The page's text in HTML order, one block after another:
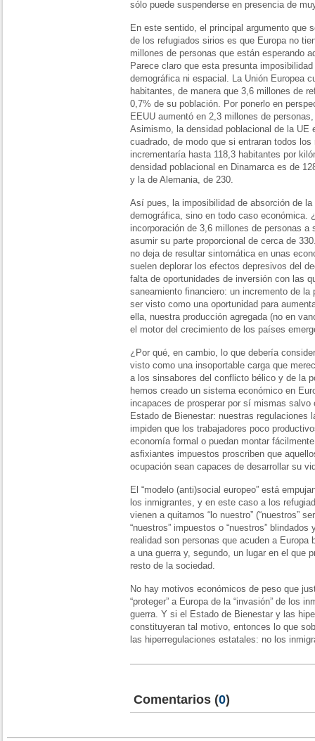
sólo puede suspenderse en presencia de
En este sentido, el principal argumento que
de los refugiados sirios es que Europa no
millones de personas que están esperando
Parece claro que esta presunta
demográfica ni espacial. La Unión Europea
habitantes, de manera que 3,6 millones de
0,7% de su población. Por ponerlo en
EEUU aumentó en 2,3 millones de
Asimismo, la densidad poblacional de la UE
cuadrado, de modo que si entraran todos
incrementaría hasta 118,3 habitantes por
densidad poblacional en Dinamarca es de
y la de Alemania, de 230.
Así pues, la imposibilidad de absorción de
demográfica, sino en todo caso económica.
incorporación de 3,6 millones de personas
asumir su parte proporcional de cerca de
no deja de resultar sintomática en unas
suelen deplorar los efectos depresivos del
falta de oportunidades de inversión con las
saneamiento financiero: un incremento de
ser visto como una oportunidad para
ella, nuestra producción agregada (no en
el motor del crecimiento de los países
¿Por qué, en cambio, lo que debería
visto como una insoportable carga que
a los sinsabores del conflicto bélico y de la
hemos creado un sistema económico en
incapaces de prosperar por sí mismas
Estado de Bienestar: nuestras regulaciones
impiden que los trabajadores poco
economía formal o puedan montar
asfixiantes impuestos proscriben que
ocupación sean capaces de desarrollar su
El “modelo (anti)social europeo” está
los inmigrantes, y en este caso a los
vienen a quitarnos “lo nuestro” (“nuestros”
“nuestros” impuestos o “nuestros”
realidad son personas que acuden a
a una guerra y, segundo, un lugar en el que
resto de la sociedad.
No hay motivos económicos de peso que
“proteger” a Europa de la “invasión” de los
guerra. Y si el Estado de Bienestar y las
constituyeran tal motivo, entonces lo que
las hiperregulaciones estatales: no los
Comentarios (0)